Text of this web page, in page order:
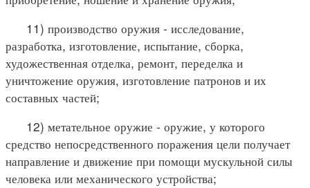
11) производство оружия - исследование,
разработка, изготовление, испытание, сборка,
художественная отделка, ремонт, переделка и
уничтожение оружия, изготовление патронов и их
составных частей;
12) метательное оружие - оружие, у которого
средство непосредственного поражения цели получает
направление и движение при помощи мускульной силы
человека или механического устройства;